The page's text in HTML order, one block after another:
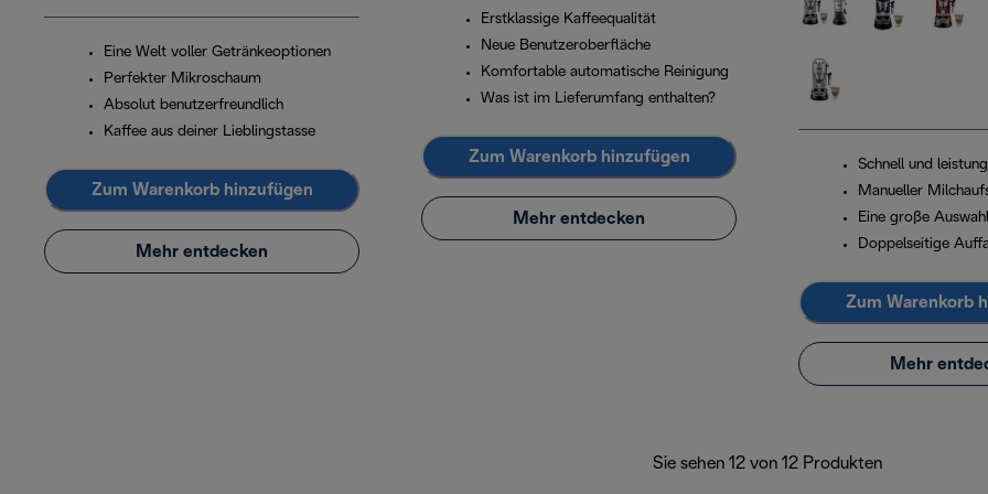
Eine Welt voller Getränkeoptionen
Perfekter Mikroschaum
Absolut benutzerfreundlich
Kaffee aus deiner Lieblingstasse
Zum Warenkorb hinzufügen
Mehr entdecken
Erstklassige Kaffeequalität
Neue Benutzeroberfläche
Komfortable automatische Reinigung
Was ist im Lieferumfang enthalten?
Zum Warenkorb hinzufügen
Mehr entdecken
Schnell und
Manueller
Eine große
Doppelseitige
Zum Warenkorb
Mehr
Sie sehen 12 von 12 Produkten